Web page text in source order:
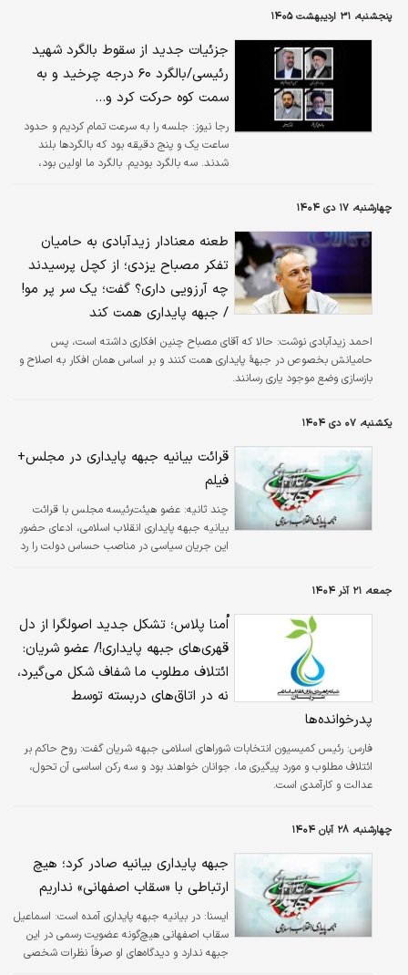
پنجشنبه، ۳۱ اردیبهشت ۱۴۰۵
جزئیات جدید از سقوط بالگرد شهید
رئیسی/بالگرد ۶۰ درجه چرخید و به
سمت کوه حرکت کرد و...
رجا نیوز: جلسه را به سرعت تمام کردیم و حدود
ساعت یک و پنج دقیقه بود که بالگردها بلند
شدند. سه بالگرد بودیم. بالگرد ما اولین بود،
چهارشنبه، ۱۷ دی ۱۴۰۴
طعنه معنادار زیدآبادی به حامیان
تفکر مصباح یزدی؛ از کچل پرسیدند
چه آرزویی داری؟ گفت؛ یک سر پر مو!
/ جبهه پایداری همت کند
احمد زیدآبادی نوشت: حالا که آقای مصباح چنین افکاری داشته است، پس
حامیانش بخصوص در جبهۀ پایداری همت کنند و بر اساس همان افکار به اصلاح و
بازسازی وضع موجود یاری رسانند.
یکشنبه، ۰۷ دی ۱۴۰۴
قرائت بیانیه جبهه پایداری در مجلس+
فیلم
چند ثانیه: عضو هیئت‌رئیسه مجلس با قرائت
بیانیه جبهه پایداری انقلاب اسلامی، ادعای حضور
این جریان سیاسی در مناصب حساس دولت را رد
جمعه، ۲۱ آذر ۱۴۰۴
اُمنا پلاس؛ تشکل جدید اصولگرا از دل
قهری‌های جبهه پایداری!/ عضو شریان:
ائتلاف مطلوب ما شفاف شکل می‌گیرد،
نه در اتاق‌های دربسته توسط
پدرخوانده‌ها
فارس:
رئیس کمیسیون انتخابات شوراهای اسلامی جبهه شریان گفت: روح حاکم بر
ائتلاف مطلوب و مورد پیگیری ما، جوانان خواهند بود و سه رکن اساسی آن تحول،
عدالت و کارآمدی است.
چهارشنبه، ۲۸ آبان ۱۴۰۴
جبهه پایداری بیانیه صادر کرد؛ هیچ
ارتباطی با «سقاب اصفهانی» نداریم
ایسنا: در بیانیه جبهه پایداری آمده است: اسماعیل
سقاب اصفهانی هیچ‌گونه عضویت رسمی در این
جبهه ندارد و دیدگاه‌های او صرفاً نظرات شخصی